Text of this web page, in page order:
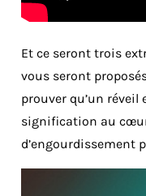
Et ce seront trois
vous seront
prouver qu’un
signification au
d’engourdissement